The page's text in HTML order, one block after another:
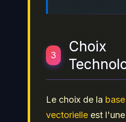
3
Choix
Le choix de la
vectorielle est